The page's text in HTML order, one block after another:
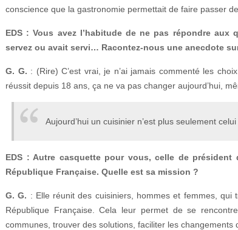
conscience que la gastronomie permettait de faire passer
EDS : Vous avez l’habitude de ne pas répondre
servez ou avait servi… Racontez-nous une anecdote
G. G. : (Rire) C’est vrai, je n’ai jamais commenté les
réussit depuis 18 ans, ça ne va pas changer aujourd’hui,
Aujourd’hui un cuisinier n’est plus seulement
EDS : Autre casquette pour vous, celle de président
République Française. Quelle est sa mission ?
G. G. : Elle réunit des cuisiniers, hommes et femmes,
République Française. Cela leur permet de se
communes, trouver des solutions, faciliter les changements